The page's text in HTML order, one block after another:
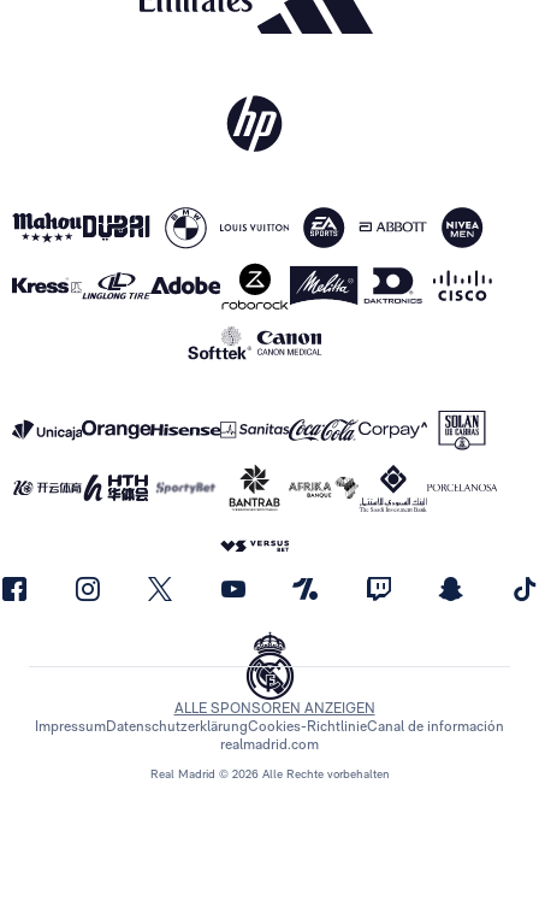
Real Madrid © 2026 Alle Rechte vorbehalten
ALLE SPONSOREN ANZEIGEN
ImpressumDatenschutzerklärungCookies-RichtlinieCanal de información
realmadrid.com